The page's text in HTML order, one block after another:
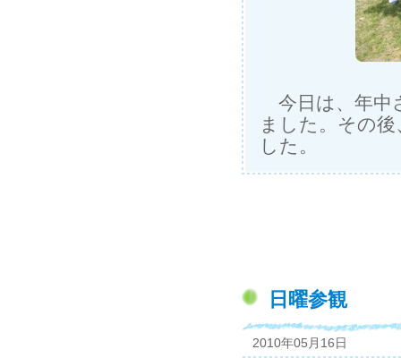
今日は、年中
ました。その
した。
日曜参観
2010年05月16日